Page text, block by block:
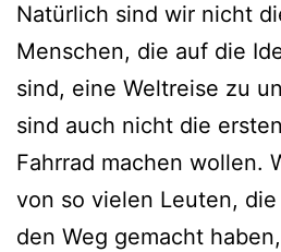
Natürlich sind wir nicht
Menschen, die auf die
sind, eine Weltreise zu
sind auch nicht die
Fahrrad machen wollen.
von so vielen Leuten,
den Weg gemacht